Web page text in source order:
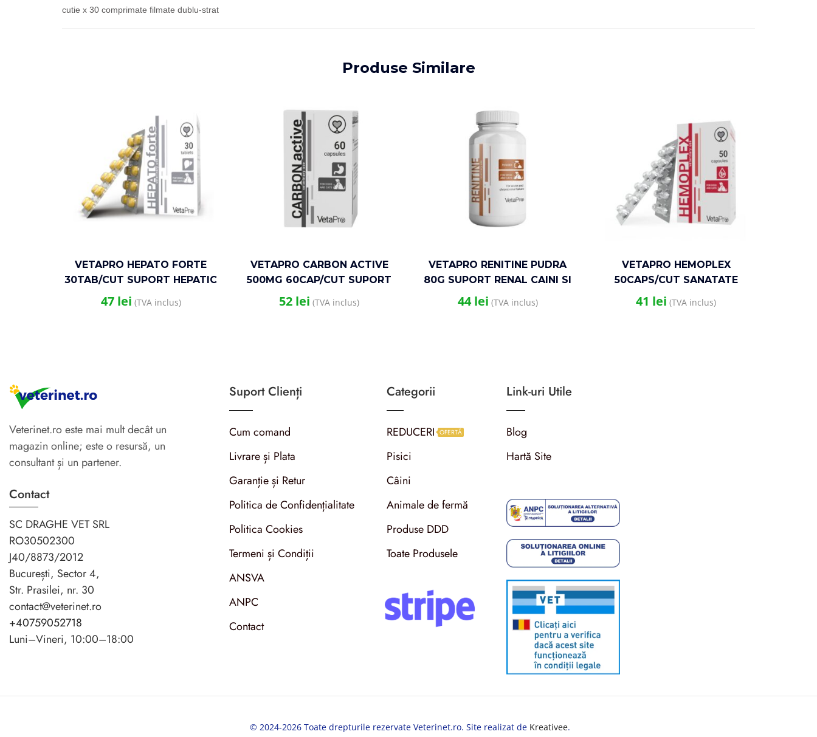
cutie x 30 comprimate filmate dublu-strat
Produse Similare
VETAPRO HEPATO FORTE
30TAB/CUT SUPORT HEPATIC
CAINI SI PISICI
47 lei (TVA inclus)
VETAPRO CARBON ACTIVE
500MG 60CAP/CUT SUPORT
GASTROINTESTINAL CAINI SI
PISICI
52 lei (TVA inclus)
VETAPRO RENITINE PUDRA
80G SUPORT RENAL CAINI SI
PISICI
44lei (TVA inclus)
VETAPRO HEMOPLEX
50CAPS/CUT SANATATE
CARDIOVASCULARA CAINI SI
PISICI
41 lei (TVA inclus)
Veterinet.ro este mai mult decât un
magazin online; este o resursă, un
consultant și un partener.
Contact
SC DRAGHE VET SRL
RO30502300
J40/8873/2012
București, Sector 4,
Str. Prasilei, nr. 30
contact@veterinet.ro
+40759052718
Luni–Vineri, 10:00–18:00
Suport Clienți
Cum comand
Livrare și Plata
Garanție și Retur
Politica de Confidențialitate
Politica Cookies
Termeni și Condiții
ANSVA
ANPC
Contact
Categorii
REDUCERI OFERTĂ
Pisici
Câini
Animale de fermă
Produse DDD
Toate Produsele
Link-uri Utile
Blog
Hartă Site
© 2024-2026 Toate drepturile rezervate Veterinet.ro. Site realizat de Kreativee.